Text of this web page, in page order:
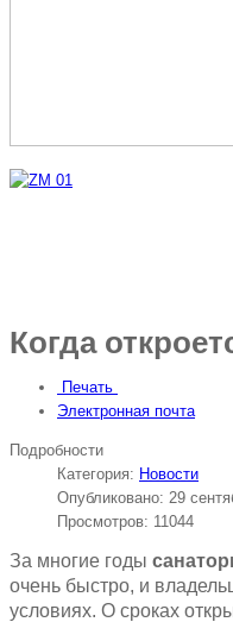
Когда
Печать
Электронная почта
Подробности
Категория: Новости
Опубликовано: 29
Просмотров: 11044
За многие годы
очень быстро, и
условиях. О сроках